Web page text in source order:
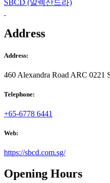
Address
Address:
460 Alexandra Road ARC 0221
Telephone:
+65-6778 6441
Web:
https://sbcd.com.sg/
Opening Hours